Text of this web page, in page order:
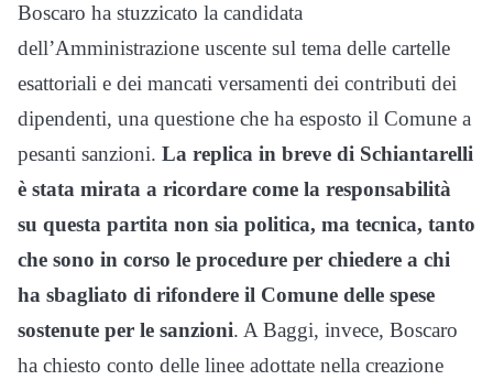
Boscaro ha stuzzicato la candidata
dell’Amministrazione uscente sul tema delle cartelle
esattoriali e dei mancati versamenti dei contributi dei
dipendenti, una questione che ha esposto il Comune a
pesanti sanzioni. La replica in breve di Schiantarelli
è stata mirata a ricordare come la responsabilità
su questa partita non sia politica, ma tecnica, tanto
che sono in corso le procedure per chiedere a chi
ha sbagliato di rifondere il Comune delle spese
sostenute per le sanzioni. A Baggi, invece, Boscaro
ha chiesto conto delle linee adottate nella creazione